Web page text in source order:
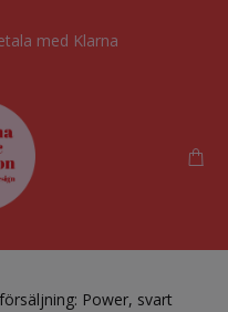
med Klarna
Power, svart